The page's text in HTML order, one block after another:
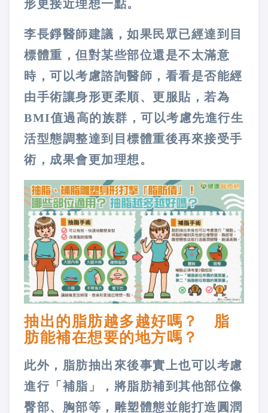
形更接近理想一點。
李長錚醫師建議，如果民眾已經達到目
標體重，但對某些部位還是不太滿意
時，可以考慮諮詢醫師，看看是否能經
由手術讓身形更柔順、更服貼，若為
BMI值過高的族群，可以考慮先進行生
活型態調整達到目標體重後再來接受手
術，成果會更加理想。
抽出的脂肪越多越好嗎？ 脂
肪能補在想要的地方嗎？
此外，脂肪抽出來後事實上也可以考慮
進行「補脂」，將脂肪補到其他部位像
臀部、胸部等，雕塑體態並能打造圓潤